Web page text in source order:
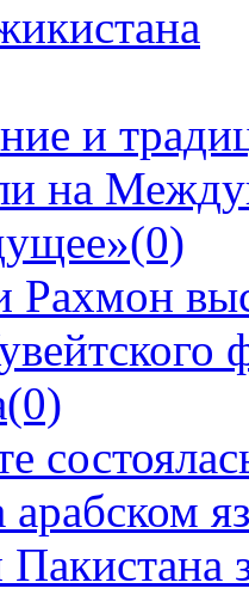
и
на
(0)
Рахмон
(0)